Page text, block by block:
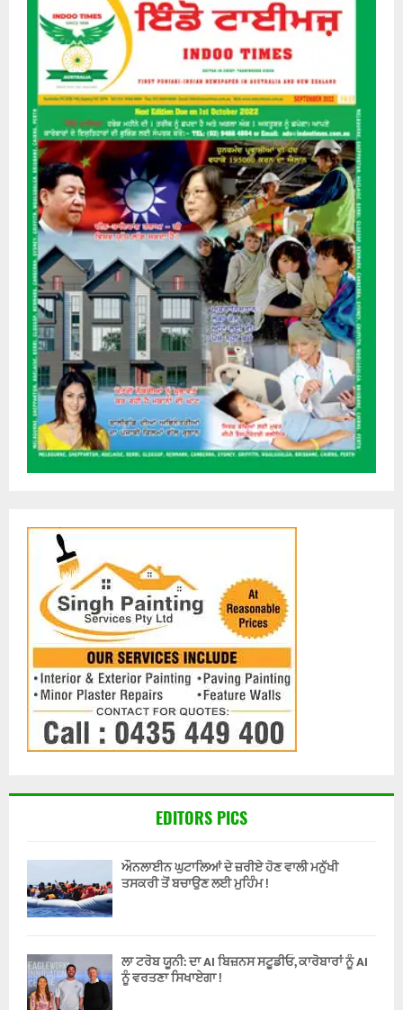
EDITORS PICS
ਔਨਲਾਈਨ ਘੁਟਾਲਿਆਂ ਦੇ ਜ਼ਰੀਏ ਹੋਣ ਵਾਲੀ ਮਨੁੱਖੀ
ਤਸਕਰੀ ਤੋਂ ਬਚਾਉਣ ਲਈ ਮੁਹਿੰਮ !
ਲਾ ਟਰੋਬ ਯੂਨੀ: ਦਾ AI ਬਿਜ਼ਨਸ ਸਟੂਡੀਓ, ਕਾਰੋਬਾਰਾਂ ਨੂੰ AI
ਨੂੰ ਵਰਤਣਾ ਸਿਖਾਏਗਾ !